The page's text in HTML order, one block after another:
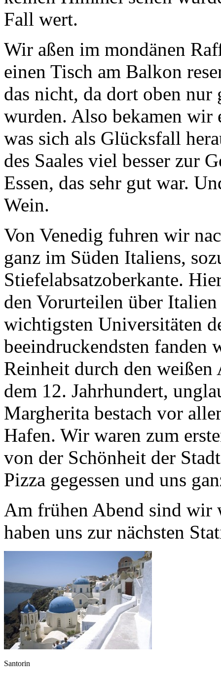
Fall wert.
Wir aßen im mondänen
einen Tisch am Balkon
das nicht, da dort oben nur
wurden. Also bekamen
was sich als Glücksfall
des Saales viel besser zur
Essen, das sehr gut war.
Wein.
Von Venedig fuhren wir
ganz im Süden Italiens,
Stiefelabsatzoberkante.
den Vorurteilen über
wichtigsten Universitäten
beeindruckendsten fanden
Reinheit durch den weißen
dem 12. Jahrhundert,
Margherita bestach vor
Hafen. Wir waren zum
von der Schönheit der
Pizza gegessen und uns
Am frühen Abend sind wir
haben uns zur nächsten
Santorin